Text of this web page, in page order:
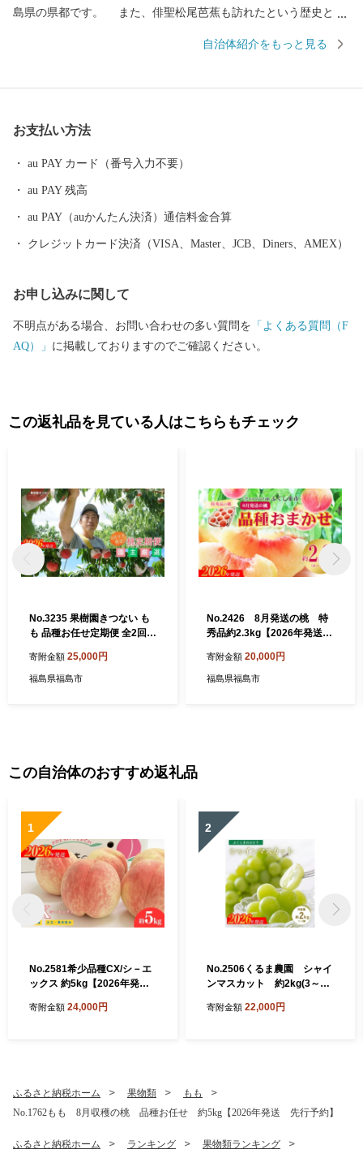
島県の県都です。 また、俳聖松尾芭蕉も訪れたという歴史と伝
温泉」や奥州三高湯の一つに数えられる温泉郷「高湯温泉」とい
国の皆様に親しまれております。
自治体紹介をもっと見る
お支払い方法
au PAY カード（番号入力不要）
au PAY 残高
au PAY（auかんたん決済）通信料金合算
クレジットカード決済（VISA、Master、JCB、Diners、AMEX）
お申し込みに関して
不明点がある場合、お問い合わせの多い質問を 「よくある質問（F
AQ）」 に掲載しておりますのでご確認ください。
この返礼品を見ている人はこちらもチェック
No.3235 果樹園きつない も
も 品種お任せ定期便 全2回
寄附金額 25,000円
福島県福島市
No.2426 8月発送の桃 特
秀品約2.3kg【2026年発送
寄附金額 20,000円
福島県福島市
この自治体のおすすめ返礼品
1
No.2581希少品種CX/シ－エ
ックス 約5kg【2026年発
寄附金額 24,000円
2
No.2506くるま農園 シャイ
ンマスカット 約2kg(3～5
約】
寄附金額 22,000円
ふるさと納税ホーム 果物類
もも
No.1762もも 8月収穫の桃 品種お任せ 約5kg【2026年発送 先行予約】
ふるさと納税ホーム ランキング
果物類ランキング